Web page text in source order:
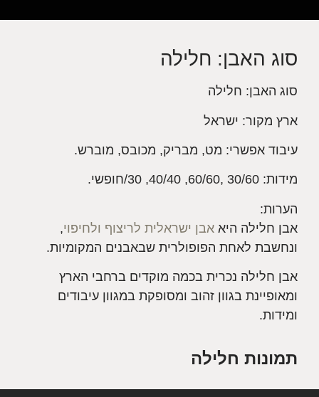
סוג האבן: חלילה
סוג האבן: חלילה
ארץ מקור: ישראל
עיבוד אפשרי: מט, מבריק, מכובס, מוברש.
מידות: 30/60 ,60/60, 40/40, 30/חופשי.
הערות:
אבן חלילה היא אבן ישראלית לריצוף ולחיפוי,
ונחשבת לאחת הפופולרית שבאבנים המקומיות.
אבן חלילה נכרית בכמה מוקדים ברחבי הארץ
ומאופיינת בגוון זהוב ומסופקת במגוון עיבודים
ומידות.
תמונות חלילה